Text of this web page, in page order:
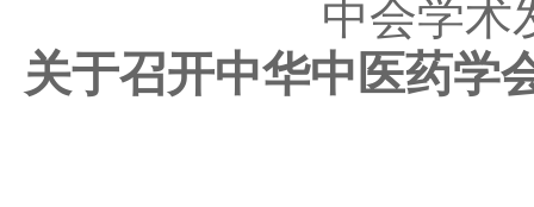
中会学术
关于召开中华中医药学